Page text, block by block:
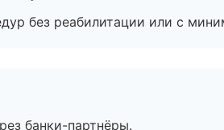
без реабилитации или с
банки-партнёры.